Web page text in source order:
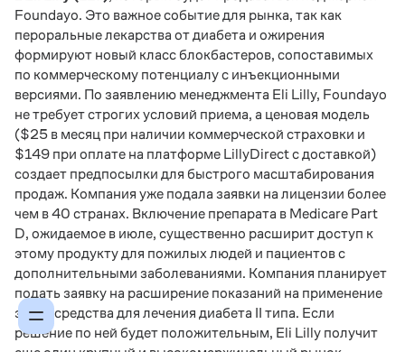
Foundayo. Это важное событие для рынка, так как
пероральные лекарства от диабета и ожирения
формируют новый класс блокбастеров, сопоставимых
по коммерческому потенциалу с инъекционными
версиями. По заявлению менеджмента Eli Lilly, Foundayo
не требует строгих условий приема, а ценовая модель
($25 в месяц при наличии коммерческой страховки и
$149 при оплате на платформе LillyDirect с доставкой)
создает предпосылки для быстрого масштабирования
продаж. Компания уже подала заявки на лицензии более
чем в 40 странах. Включение препарата в Medicare Part
D, ожидаемое в июле, существенно расширит доступ к
этому продукту для пожилых людей и пациентов с
дополнительными заболеваниями. Компания планирует
подать заявку на расширение показаний на применение
этого средства для лечения диабета II типа. Если
решение по ней будет положительным, Eli Lilly получит